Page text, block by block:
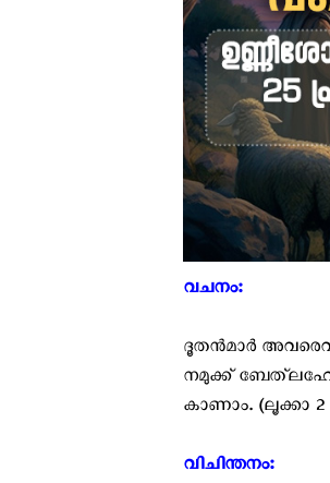
വചനം: ‍
ദൂതന്‍മാര്‍
നമുക്ക്‌
കാണാം. (ലൂക്കാ 2
വിചിന്തനം: ‍